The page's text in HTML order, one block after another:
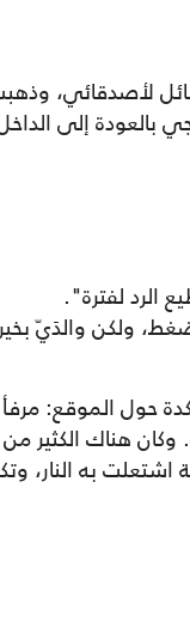
لأصدقائي،
بالعودة إلى
الرد لفترة".
ولكن والدَيّ
حول الموقع:
هناك الكثير
اشتعلت به النار،